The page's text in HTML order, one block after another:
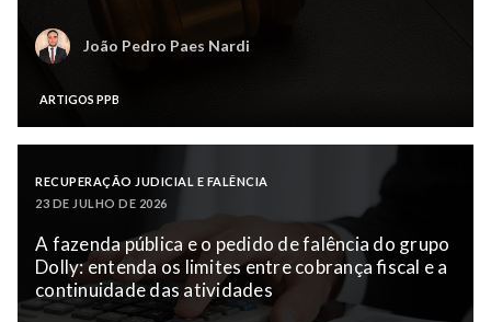
João Pedro Paes Nardi
ARTIGOS PPB
RECUPERAÇÃO JUDICIAL E FALÊNCIA
23 DE JULHO DE 2026
A fazenda pública e o pedido de falência do grupo
Dolly: entenda os limites entre cobrança fiscal e a
continuidade das atividades